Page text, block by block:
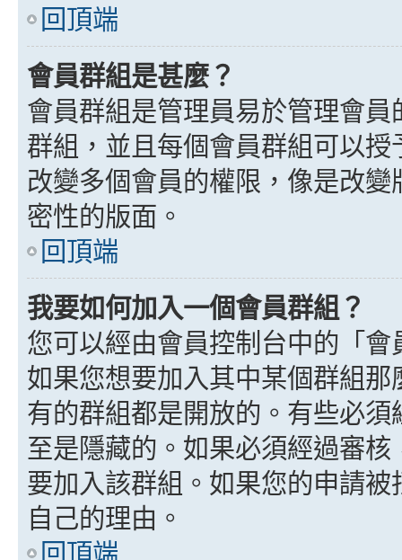
回頂端
會員群組是甚麼？
會員群組是管理員易於管理會
群組，並且每個會員群組可以
改變多個會員的權限，像是改
密性的版面。
回頂端
我要如何加入一個會員群組？
您可以經由會員控制台中的「
如果您想要加入其中某個群組
有的群組都是開放的。有些必
至是隱藏的。如果必須經過審
要加入該群組。如果您的申請
自己的理由。
回頂端